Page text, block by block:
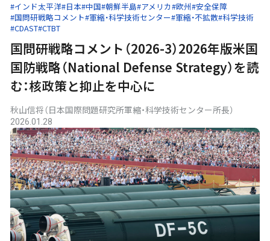
#インド太平洋#日本#中国#朝鮮半島#アメリカ#欧州#安全保障
#国問研戦略コメント#軍縮・科学技術センター#軍縮・不拡散#科学技術
#CDAST#CTBT
国問研戦略コメント（2026-3）2026年版米国
国防戦略（National Defense Strategy）を読
む：核政策と抑止を中心に
秋山信将（日本国際問題研究所軍縮・科学技術センター所長）
2026.01.28